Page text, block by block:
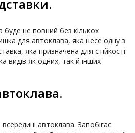
не повний без кількох
для автоклава, яка несе одну з
яка призначена для стійкості
видів як одних, так й інших
автоклава. Запобігає